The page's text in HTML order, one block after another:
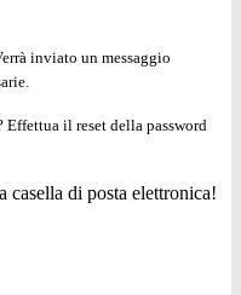
inviato un messaggio
Effettua il reset della password
casella di posta elettronica!